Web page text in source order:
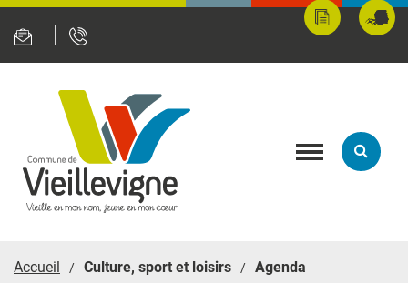
Mes
démarches
Toggle
Accueil Culture, sport et loisirs Agenda
Panneau de gestion des cookies